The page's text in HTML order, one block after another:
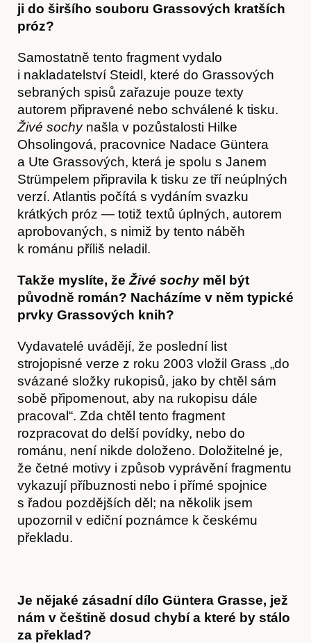
Články
Časopis
ji do širšího souboru Grassových kratších
próz?
Samostatně tento fragment vydalo
i nakladatelství Steidl, které do Grassových
sebraných spisů zařazuje pouze texty
autorem připravené nebo schválené k tisku.
Živé sochynašla v pozůstalosti Hilke
Ohsolingová, pracovnice Nadace Güntera
a Ute Grassových, která je spolu s Janem
Strümpelem připravila k tisku ze tří neúplných
verzí. Atlantis počítá s vydáním svazku
krátkých próz — totiž textů úplných, autorem
aprobovaných, s nimiž by tento náběh
k románu příliš neladil.
Takže myslíte, žeŽivé sochyměl být
původně román? Nacházíme v něm typické
prvky Grassových knih?
Vydavatelé uvádějí, že poslední list
strojopisné verze z roku 2003 vložil Grass „do
svázané složky rukopisů, jako by chtěl sám
sobě připomenout, aby na rukopisu dále
pracoval“. Zda chtěl tento fragment
rozpracovat do delší povídky, nebo do
románu, není nikde doloženo. Doložitelné je,
že četné motivy i způsob vyprávění fragmentu
vykazují příbuznosti nebo i přímé spojnice
s řadou pozdějších děl; na několik jsem
upozornil v ediční poznámce k českému
překladu.
Je nějaké zásadní dílo Güntera Grasse, jež
nám v češtině dosud chybí a které by stálo
za překlad?